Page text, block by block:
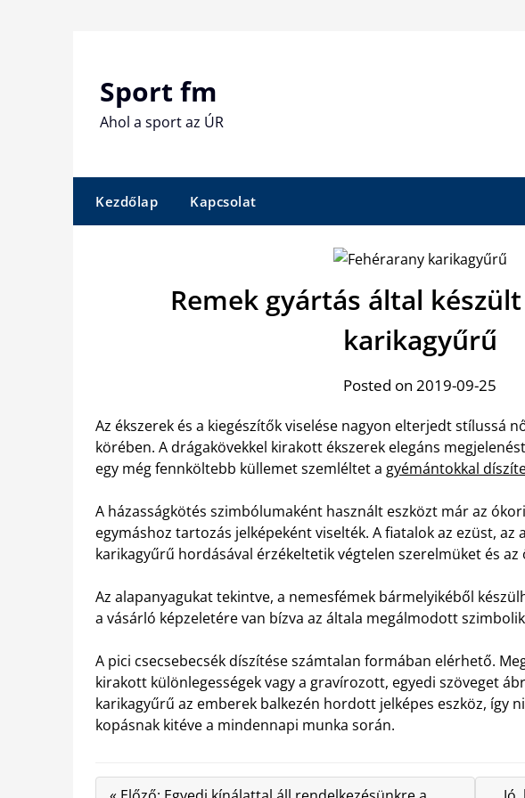
Sport fm
Ahol a sport az ÚR
Kezdőlap Kapcsolat
Remek gyártás által
karikagyűrű
Posted on 2019-09-25
Az ékszerek és a kiegészítők viselése nagyon elterjedt stílussá
körében. A drágakövekkel kirakott ékszerek elegáns
egy még fennköltebb küllemet szemléltet a gyémántokkal
A házasságkötés szimbólumaként használt eszközt már az
egymáshoz tartozás jelképeként viselték. A fiatalok az ezüst, az
karikagyűrű hordásával érzékeltetik végtelen szerelmüket és
Az alapanyagukat tekintve, a nemesfémek bármelyikéből
a vásárló képzeletére van bízva az általa megálmodott
A pici csecsebecsék díszítése számtalan formában elérhető.
kirakott különlegességek vagy a gravírozott, egyedi szöveget
karikagyűrű az emberek balkezén hordott jelképes eszköz, így
kopásnak kitéve a mindennapi munka során.